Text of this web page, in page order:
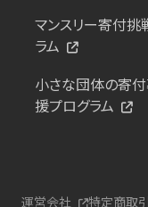
マンスリー寄付挑
ラム
小さな団体の寄
援プログラム
運営会社 特定商取